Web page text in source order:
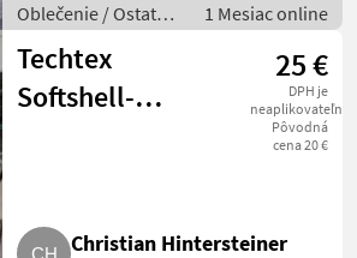
Oblečenie / Ostatné
oblečenie
1 Mesiac online
Techtex
Softshell-
25 €
DPH je
neaplikovateľné
Pôvodná
cena 20 €
Christian Hintersteiner